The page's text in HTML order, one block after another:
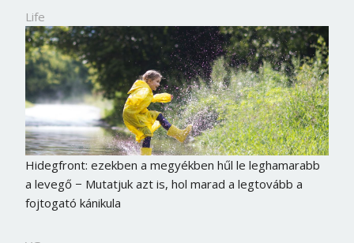
Life
Hidegfront: ezekben a megyékben hűl le leghamarabb
a levegő − Mutatjuk azt is, hol marad a legtovább a
fojtogató kánikula